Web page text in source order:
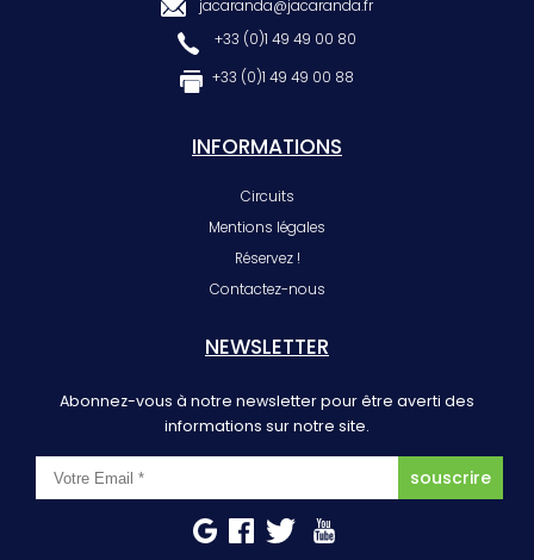
jacaranda@jacaranda.fr
+33 (0)1 49 49 00 80
+33 (0)1 49 49 00 88
INFORMATIONS
Circuits
Mentions légales
Réservez !
Contactez-nous
NEWSLETTER
Abonnez-vous à notre newsletter pour être averti des
informations sur notre site.